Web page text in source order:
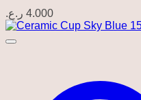
4.000 ر.ع.